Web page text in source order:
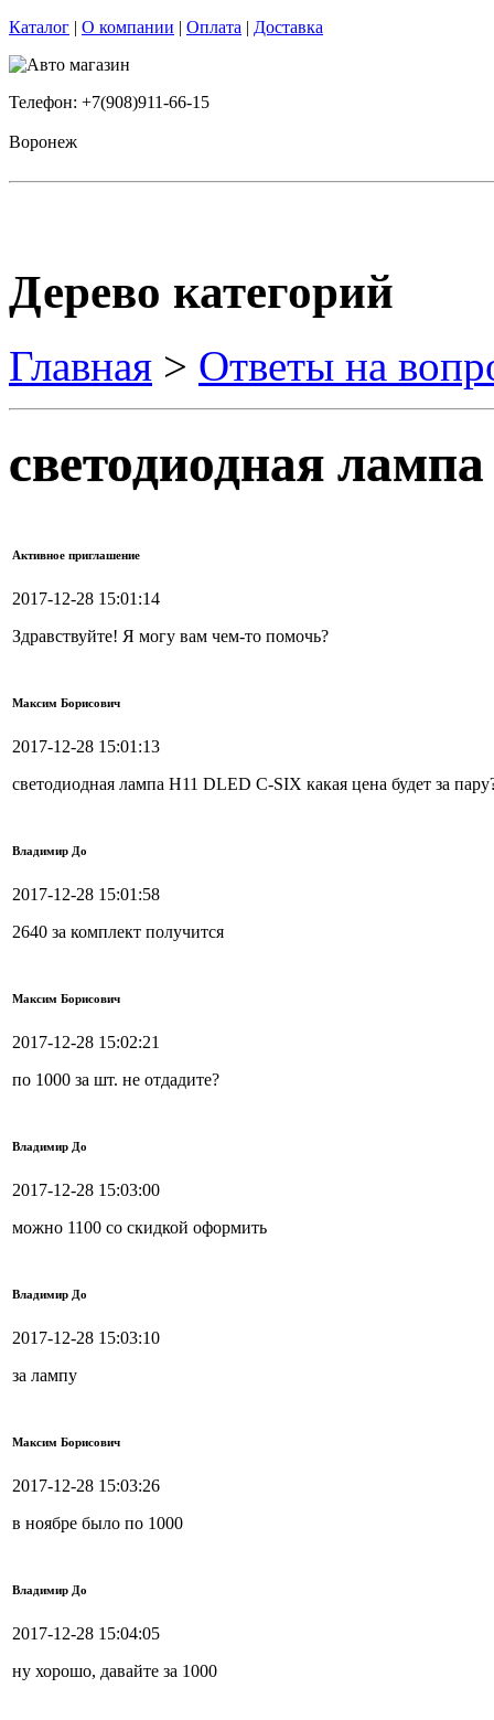
Каталог | О компании | Оплата | Доставка
Телефон: +7(908)911-66-15
Воронеж
Дерево категорий
Главная > Ответы на
светодиодная
Активное приглашение
2017-12-28 15:01:14
Здравствуйте! Я могу вам чем-то помочь?
Максим Борисович
2017-12-28 15:01:13
светодиодная лампа H11 DLED C-SIX какая цена будет за
Владимир До
2017-12-28 15:01:58
2640 за комплект получится
Максим Борисович
2017-12-28 15:02:21
по 1000 за шт. не отдадите?
Владимир До
2017-12-28 15:03:00
можно 1100 со скидкой оформить
Владимир До
2017-12-28 15:03:10
за лампу
Максим Борисович
2017-12-28 15:03:26
в ноябре было по 1000
Владимир До
2017-12-28 15:04:05
ну хорошо, давайте за 1000